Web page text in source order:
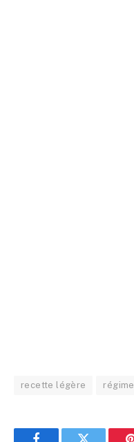
recette légère régime